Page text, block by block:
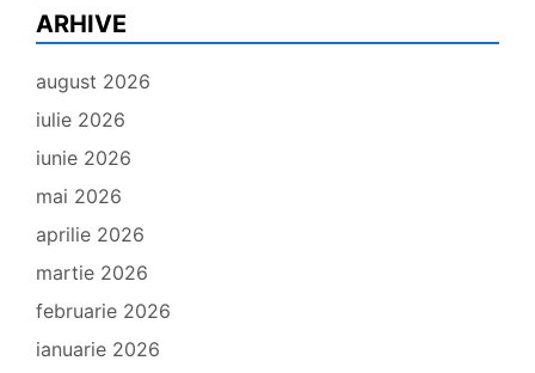
ARHIVE
august 2026
iulie 2026
iunie 2026
mai 2026
aprilie 2026
martie 2026
februarie 2026
ianuarie 2026